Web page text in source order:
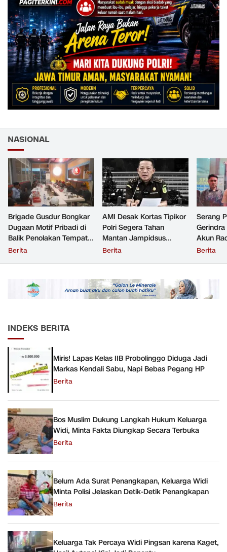
NASIONAL
Brigade Gusdur Bongkar
Dugaan Motif Pribadi di
Balik Penolakan Tempat
Ibadah GKJW Bangil
Berita
AMI Desak Kortas Tipikor
Polri Segera Tahan
Mantan Jampidsus
Tersangka Korupsi
Berita
Serang
Akun
Resmi
Berita
INDEKS BERITA
Miris! Lapas Kelas IIB Probolinggo Diduga Jadi
Markas Kendali Sabu, Napi Bebas Pegang HP
Berita
Bos Muslim Dukung Langkah Hukum Keluarga
Widi, Minta Fakta Diungkap Secara Terbuka
Berita
Belum Ada Surat Penangkapan, Keluarga Widi
Minta Polisi Jelaskan Detik-Detik Penangkapan
Berita
Keluarga Tak Percaya Widi Pingsan karena Kaget,